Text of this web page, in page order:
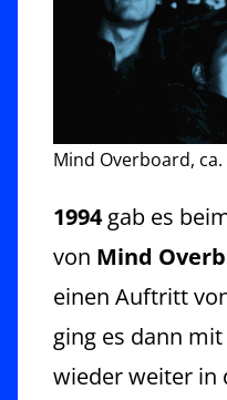
Mind Overboard, ca.
1994gab es
von Mind
einen Auftritt
ging es dann mit
wieder weiter in